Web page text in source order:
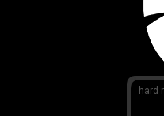
hard